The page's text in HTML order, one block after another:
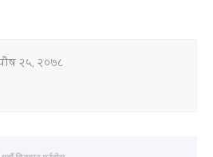
२५, २०७८